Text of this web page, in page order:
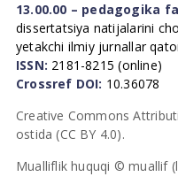
13.00.00 – pedagogika
dissertatsiya natijalarini
yetakchi ilmiy jurnallar
ISSN: 2181-8215 (online)
Crossref DOI: 10.36078
Creative Commons
ostida (CC BY 4.0).
Mualliflik huquqi © muallif